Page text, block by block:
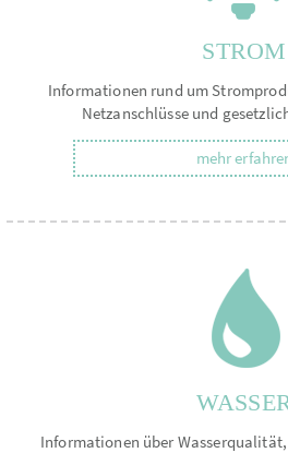
STROM
Informationen rund um
Netzanschlüsse und
mehr
Informationen über